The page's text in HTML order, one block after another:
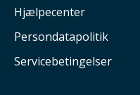
Hjælpecenter
Persondatapolitik
Servicebetingelser